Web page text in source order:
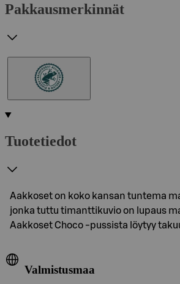
Pakkausmerkinnät
Tuotetiedot
Aakkoset on koko kansan tuntema
jonka tuttu timanttikuvio on lupaus
Aakkoset Choco -pussista löytyy
Valmistusmaa